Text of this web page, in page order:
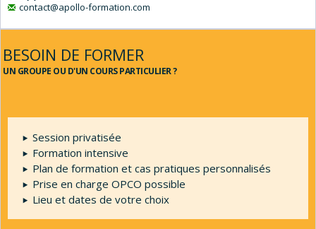
contact@apollo-formation.com
BESOIN DE FORMER
UN GROUPE OU D'UN COURS PARTICULIER ?
Session privatisée
Formation intensive
Plan de formation et cas pratiques personnalisés
Prise en charge OPCO possible
Lieu et dates de votre choix